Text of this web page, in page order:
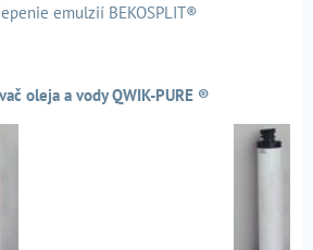
emulzií BEKOSPLIT®
oleja a vody QWIK-PURE ®